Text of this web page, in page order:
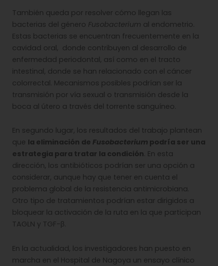
También queda por resolver cómo llegan las
bacterias del género Fusobacterium al endometrio.
Estas bacterias se encuentran frecuentemente en la
cavidad oral, donde contribuyen al desarrollo de
enfermedad periodontal, así como en el tracto
intestinal, donde se han relacionado con el cáncer
colorrectal. Mecanismos posibles podrían ser la
transmisión por vía sexual o transmisión desde la
boca al útero a través del torrente sanguíneo.
En segundo lugar, los resultados del trabajo plantean
que la eliminación de Fusobacterium podría ser una
estrategia para tratar la condición. En esta
dirección, los antibióticos podrían ser una opción a
considerar, aunque hay que tener en cuenta el
problema global de la resistencia antimicrobiana.
Otro tipo de tratamientos podrían estar dirigidos a
bloquear la activación de la ruta en la que participan
TAGLN y TGF-β.
En la actualidad, los investigadores han puesto en
marcha en el Hospital de Nagoya un ensayo clínico